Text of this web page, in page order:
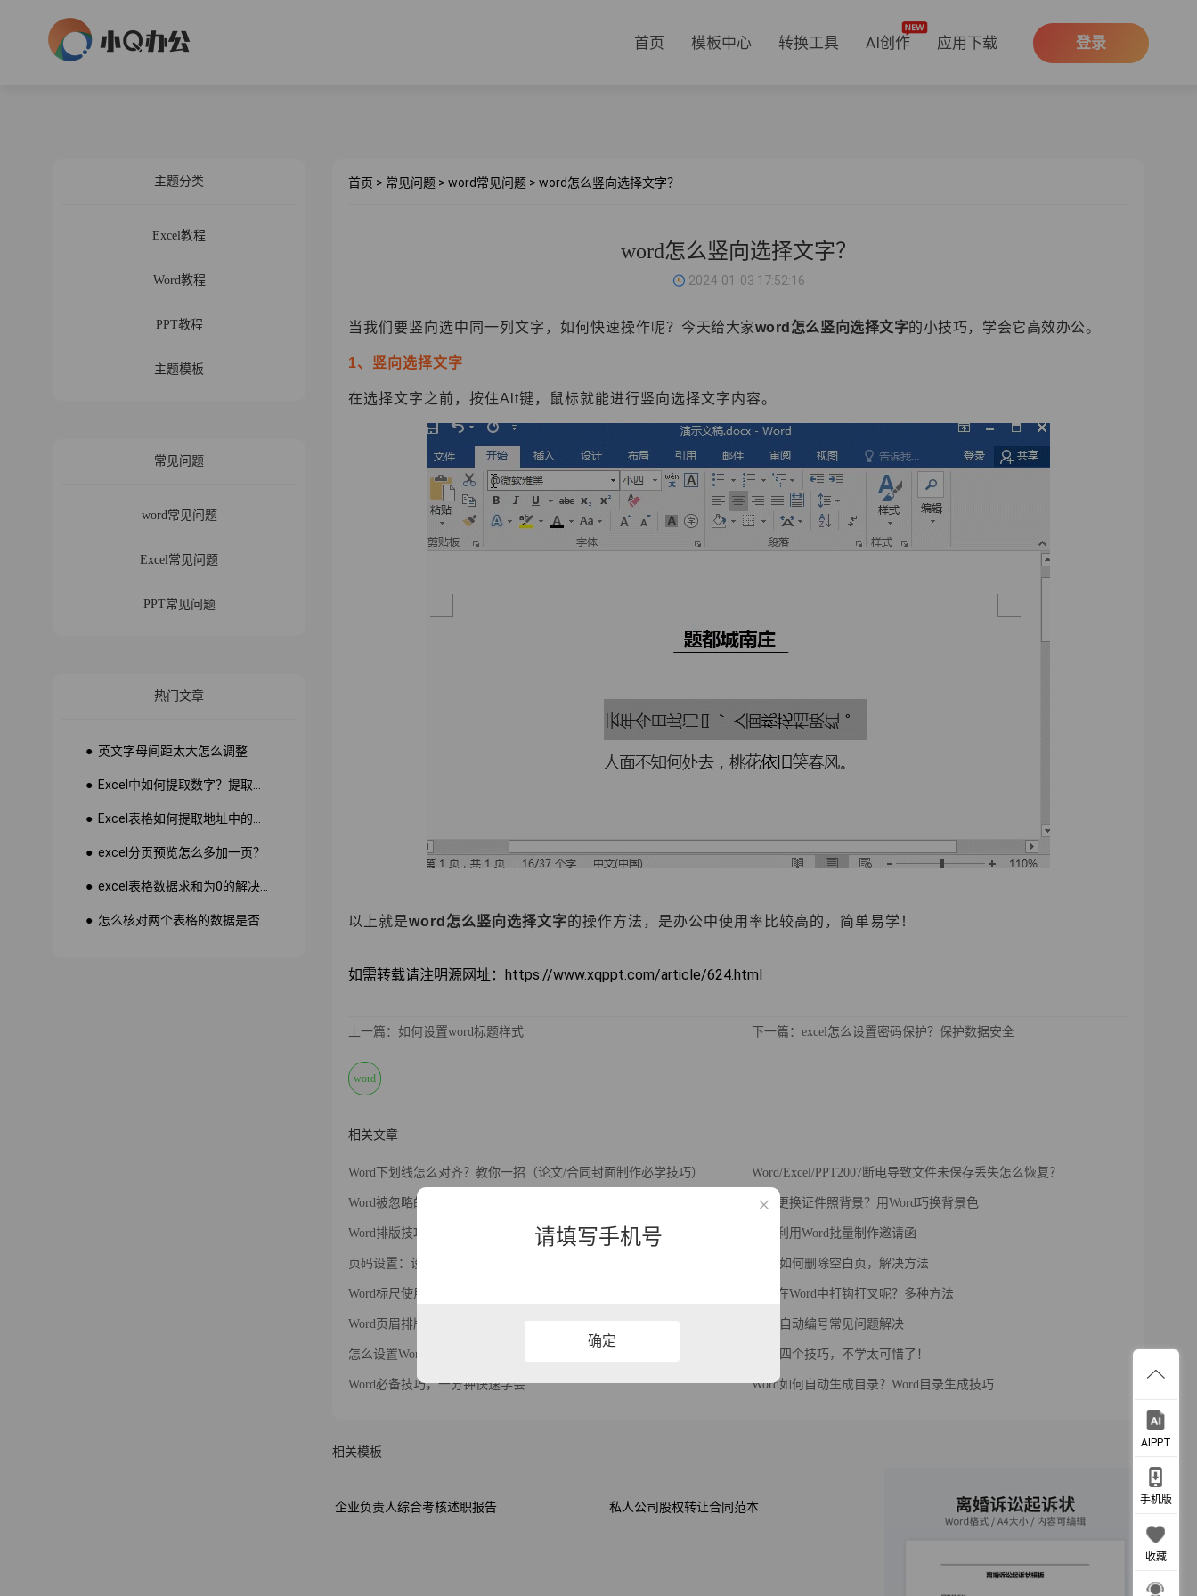
首页 模板中心 转换工具 AI创作 应用下载 登录
主题分类
Excel教程
Word教程
PPT教程
主题模板
常见问题
word常见问题
Excel常见问题
PPT常见问题
热门文章
● 英文字母间距太大怎么调整
● excel分页预览怎么多加一页？
首页 > 常见问题 > word常见问题 > word怎么竖向选择文字？
word怎么竖向选择文字？
2024-01-03 17:52:16
当我们要竖向选中同一列文字，如何快速操作呢？ 今天给大家word怎么竖向选择文字的小技巧，学会它高效办公。
1、竖向选择文字
在选择文字之前，按住Alt键，鼠标就能进行竖向选择文字内容。
以上就是word怎么竖向选择文字的操作方法，是办公中使用率比较高的，简单易学！
如需转载请注明源网址：https://www.xqppt.com/article/624.html
上一篇：如何设置word标题样式 下一篇：excel怎么设置密码保护？保护数据安全
word
相关文章
Word下划线怎么对齐？教你一招（论文/合同封面制作必学技巧）
Word被忽略的冷门技巧，你知道几个？
Word排版技巧，文档瞬间高大上
页码设置：设置Word页码第三页开始，总页数等技巧
Word标尺使用方法，原来这么实用！
Word页眉排版技巧：不同页面设置不同页眉
怎么设置Word表格每页都有表头，这个技巧必会
Word必备技巧，一分钟快速学会
Word/Excel/PPT2007断电导致文件未保存丢失怎么恢复？
如何更换证件照背景？用Word巧换背景色
如何利用Word批量制作邀请函
Word如何删除空白页，解决方法
如何在Word中打钩打叉呢？多种方法
Word自动编号常见问题解决
Word四个技巧，不学太可惜了！
Word如何自动生成目录？Word目录生成技巧
相关模板
AIPPT
手机版
收藏
请填写手机号
确定